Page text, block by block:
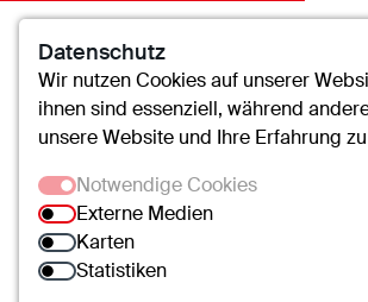
cusanus trägergesellschaft trier mbH
Datenschutz
Wir nutzen Cookies auf unserer
ihnen sind essenziell, während
unsere Website und Ihre Erfahrung
Notwendige Cookies
Externe Medien
Karten
Statistiken